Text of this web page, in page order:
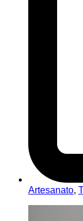
Artesanato,